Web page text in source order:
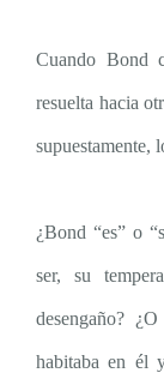
Cuando Bond
resuelta hacia
supuestamente,
¿Bond “es” o
ser, su
desengaño?
habitaba en él